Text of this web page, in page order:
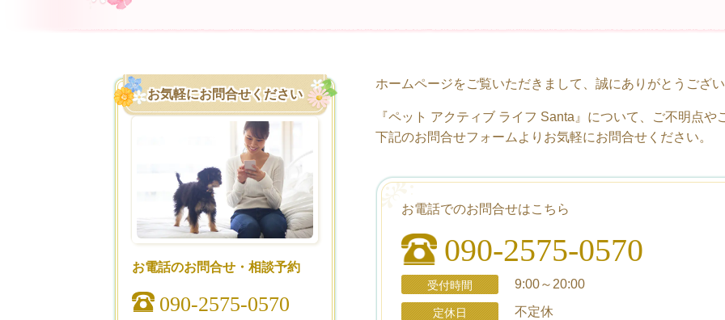
ホームページをご覧いただきまして、誠にありがとうござい
『ペット アクティブ ライフ Santa』について、ご不明点
下記のお問合せフォームよりお気軽にお問合せください。
お電話でのお問合せはこちら
090-2575-0570
受付時間 9:00～20:00
定休日 不定休
お気軽にお問合せください
お電話のお問合せ・相談予約
090-2575-0570